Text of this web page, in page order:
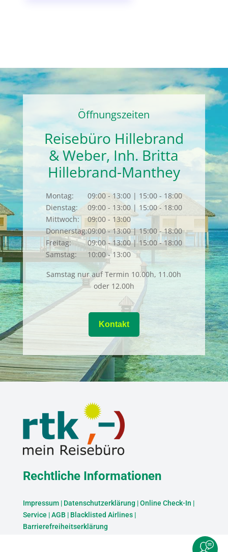
Öffnungszeiten
Reisebüro Hillebrand
& Weber, Inh. Britta
Hillebrand-Manthey
Montag:
Dienstag:
Mittwoch:
Donnerstag:
Freitag:
Samstag:
09:00 - 13:00 | 15:00 - 18:00
09:00 - 13:00 | 15:00 - 18:00
09:00 - 13:00
09:00 - 13:00 | 15:00 - 18:00
09:00 - 13:00 | 15:00 - 18:00
10:00 - 13:00
Samstag nur auf Termin 10.00h, 11.00h
oder 12.00h
Kontakt
Rechtliche Informationen
Impressum| Datenschutzerklärung |Online Check-In |
Service |AGB | Blacklisted Airlines|
Barrierefreiheitserklärung